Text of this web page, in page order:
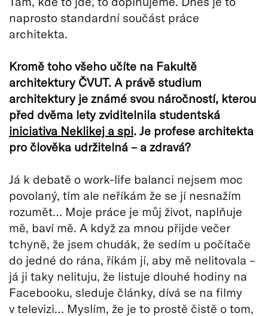
naprosto standardní součást práce
architekta.
Kromě toho všeho učíte na Fakultě
architektury ČVUT. A právě studium
architektury je známé svou náročností, kterou
před dvěma lety zviditelnila studentská
iniciativa Neklikej a spi. Je profese architekta
pro člověka udržitelná – a zdravá?
Já k debatě o work-life balanci nejsem moc
povolaný, tím ale neříkám že se jí nesnažím
rozumět… Moje práce je můj život, naplňuje
mě, baví mě. A když za mnou přijde večer
tchyně, že jsem chudák, že sedím u počítače
do jedné do rána, říkám jí, aby mě nelitovala –
já ji taky nelituju, že listuje dlouhé hodiny na
Facebooku, sleduje články, dívá se na filmy
v televizi… Myslím, že je to prostě čistě o tom,